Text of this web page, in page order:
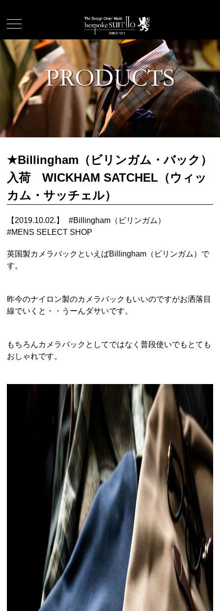
★Billingham（ビリンガム・バック）
入荷 WICKHAM SATCHEL（ウィッ
カム・サッチェル）
【2019.10.02.】 #Billingham（ビリンガム）
#MENS SELECT SHOP
英国製カメラバックといえばBillingham（ビリンガム）で
す。
昨今のナイロン製のカメラバックもいいのですがお洒落目
線でいくと・・うーんダサいです。
もちろんカメラバックとしてではなく普段使いでもとても
おしゃれです。